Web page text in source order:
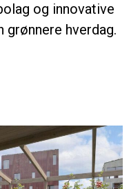
og innovative
hverdag.